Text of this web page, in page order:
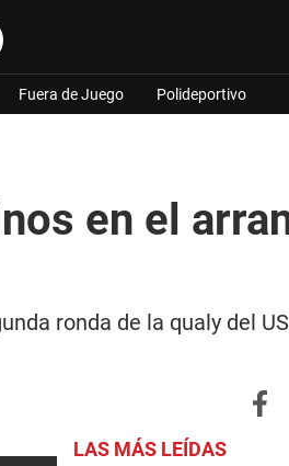
Fuera de Juego Polideportivo
en el
ronda de la qualy del
LAS MÁS LEÍDAS